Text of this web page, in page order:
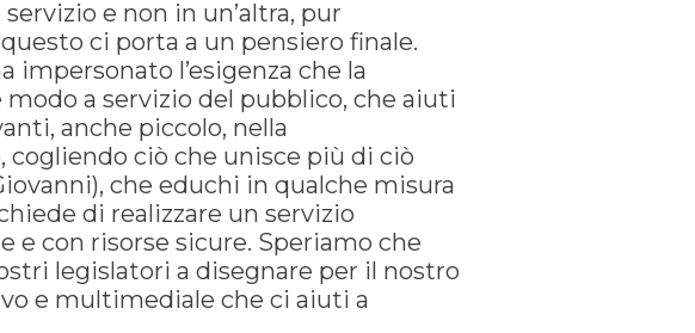
e non in un’altra, pur
ci porta a un pensiero finale.
impersonato l’esigenza che la
a servizio del pubblico, che aiuti
anche piccolo, nella
ciò che unisce più di ciò
che educhi in qualche misura
di realizzare un servizio
con risorse sicure. Speriamo che
legislatori a disegnare per il nostro
e multimediale che ci aiuti a